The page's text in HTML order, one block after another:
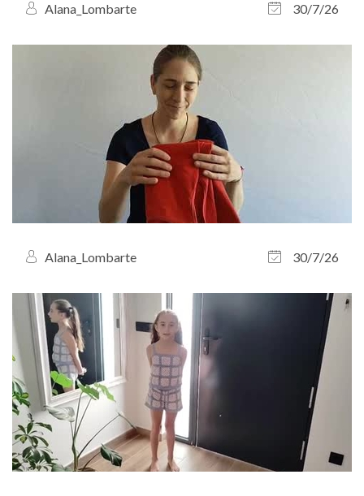
Alana_Lombarte 30/7/26
Alana_Lombarte 30/7/26